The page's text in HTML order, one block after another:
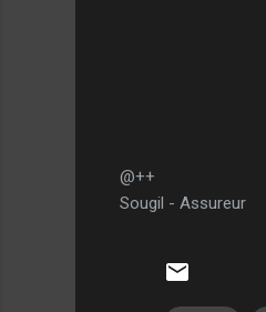
@++
Sougil - Assureur